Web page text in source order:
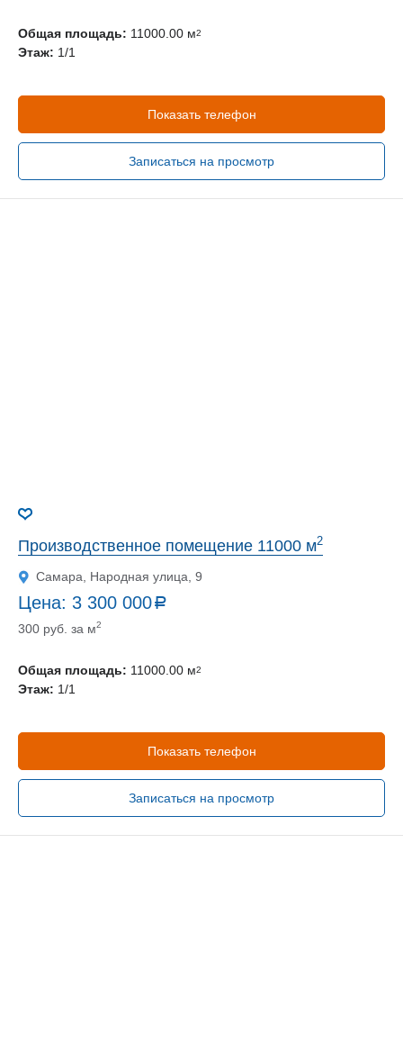
Общая площадь: 11000.00 м2
Этаж: 1/1
Показать телефон
Записаться на просмотр
Производственное помещение 11000 м2
Самара, Народная улица, 9
Цена: 3 300 000 a
руб.
300 руб. за м2
Общая площадь: 11000.00 м2
Этаж: 1/1
Показать телефон
Записаться на просмотр